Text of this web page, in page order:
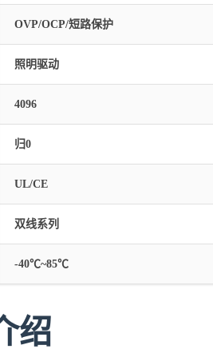
OVP/OCP/短路保护
照明驱动
4096
归0
UL/CE
双线系列
-40℃~85℃
绍